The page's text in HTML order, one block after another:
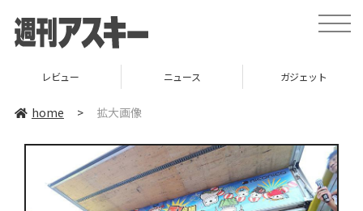
toggle
レビュー ニュース ガジェット
home > 拡大画像